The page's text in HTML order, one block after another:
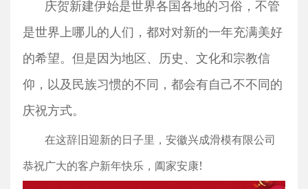
庆贺新建伊始是世界各国各地的习俗，不管
是世界上哪儿的人们，都对对新的一年充满美好
的希望。但是因为地区、历史、文化和宗教信
仰，以及民族习惯的不同，都会有自己不不同的
庆祝方式。
在这辞旧迎新的日子里，安徽兴成滑模有限公司
恭祝广大的客户新年快乐，阖家安康!